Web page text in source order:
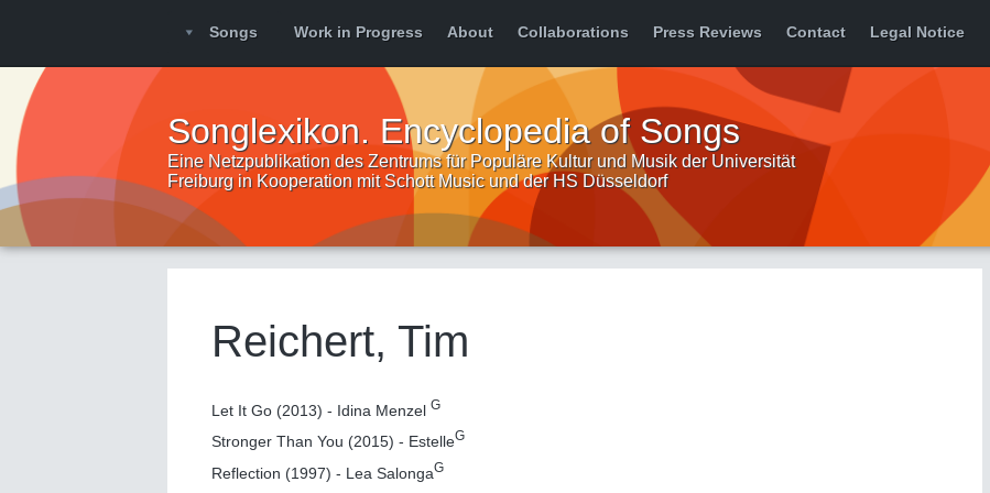
Songs Work in Progress About Collaborations Press Reviews Contact Legal Notice
Songlexikon. Encyclopedia of Songs
Eine Netzpublikation des Zentrums für Populäre Kultur und Musik der Universität
Freiburg in Kooperation mit Schott Music und der HS Düsseldorf
Reichert, Tim
Let It Go (2013) - Idina Menzel G
Stronger Than You (2015) - EstelleG
Reflection (1997) - Lea SalongaG